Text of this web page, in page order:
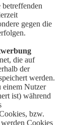
gegen die
die auf
der
werden.
einem Nutzer
ist) während
bzw.
Cookies